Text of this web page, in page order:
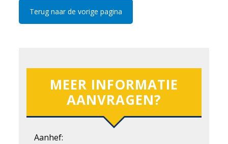
Terug naar de vorige pagina
MEER INFORMATIE
AANVRAGEN?
Aanhef: